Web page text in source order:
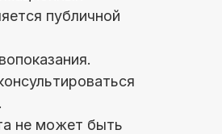
публичной
не может быть